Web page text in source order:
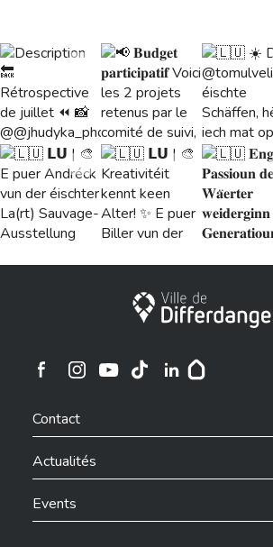
4 8
36
1
24 12 27
Ville de Differdange
Ville de Differdange sur Instagram
Contact
Actualités
Events